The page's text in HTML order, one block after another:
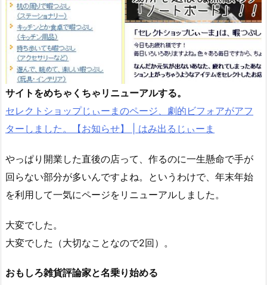
サイトをめちゃくちゃリニューアルする。
セレクトショップじぃーまのページ、劇的ビフォアがアフ
ターしました。【お知らせ】 | はみ出るじぃーま
やっぱり開業した直後の店って、作るのに一生懸命で手が
回らない部分が多いんですよね。というわけで、年末年始
を利用して一気にページをリニューアルしました。
大変でした。
大変でした（大切なことなので2回）。
おもしろ雑貨評論家と名乗り始める